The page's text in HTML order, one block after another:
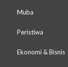
Muba
Peristiwa
Ekonomi & Bisnis